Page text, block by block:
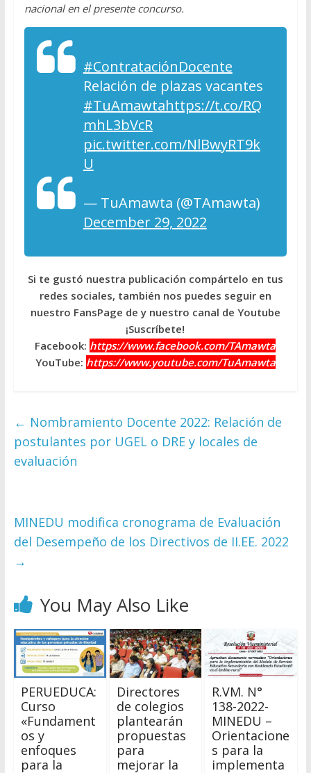
nacional en el presente concurso.
#ContrataciónDocente
Relación de plazas vacantes
#TuAmawtahttps://t.co/RQ
mhL3bVcR
pic.twitter.com/NlBwyRT9k
U
— TuAmawta (@TAmawta)
December 29, 2022
Si te gustó nuestra publicación compártelo en tus
redes sociales, también nos puedes seguir en
nuestro FansPage de y nuestro canal de Youtube
¡Suscríbete!
Facebook: https://www.facebook.com/TAmawta
YouTube: https://www.youtube.com/TuAmawta
← Nombramiento Docente 2022: Relación de
postulantes por UGEL o DRE y locales de
evaluación
MINEDU modifica cronograma de Evaluación
del Desempeño de los Directivos de II.EE. 2022
→
You May Also Like
PERUEDUCA:
Curso
«Fundament
os y
enfoques
para la
Directores
de colegios
plantearán
propuestas
para
mejorar la
R.VM. N°
138-2022-
MINEDU –
Orientacione
s para la
implementa